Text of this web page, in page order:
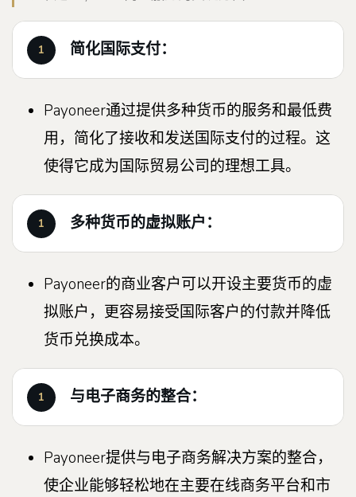
简化国际支付：
Payoneer通过提供多种货币的服务和最低费
用，简化了接收和发送国际支付的过程。这
使得它成为国际贸易公司的理想工具。
多种货币的虚拟账户：
Payoneer的商业客户可以开设主要货币的虚
拟账户，更容易接受国际客户的付款并降低
货币兑换成本。
与电子商务的整合：
Payoneer提供与电子商务解决方案的整合，
使企业能够轻松地在主要在线商务平台和市